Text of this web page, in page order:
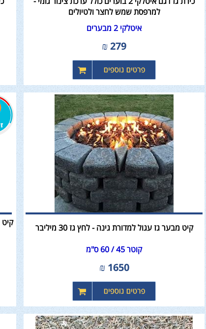
למרפסת שמש לחצר ולטיולים
איטלקי 2 מבערים
279
₪
קיט מבער גז עגול למדורת גינה - לחץ גז 30 מיליבר
קוטר 45 / 60 ס"מ
1650
₪